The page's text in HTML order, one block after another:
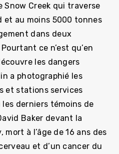
Snow Creek qui traverse
et au moins 5000 tonnes
dans deux
ce n’est qu’en
les dangers
a photographié les
et stations services
les derniers témoins de
Baker devant la
à l’âge de 16 ans des
et d’un cancer du